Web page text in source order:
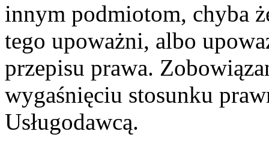
innym podmiotom, chyba
tego upoważni, albo
przepisu prawa.
wygaśnięciu stosunku
Usługodawcą.